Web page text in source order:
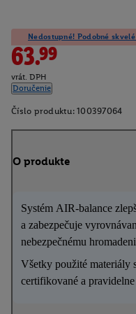
Nedostupné! Podobné
63.99
vrát. DPH
Doručenie
Číslo produktu: 100397064
O produkte
Systém AIR-balance
a zabezpečuje
nebezpečnému
Všetky použité materiály
certifikované a